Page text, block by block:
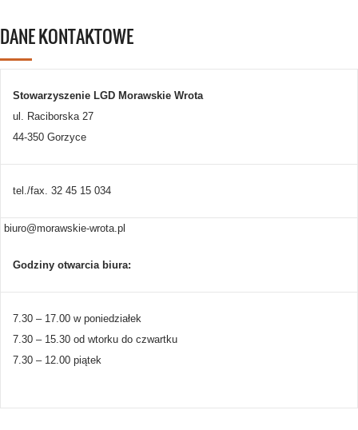
DANE KONTAKTOWE
Stowarzyszenie LGD Morawskie Wrota
ul. Raciborska 27
44-350 Gorzyce
tel./fax. 32 45 15 034
biuro@morawskie-wrota.pl
Godziny otwarcia biura:
7.30 – 17.00 w poniedziałek
7.30 – 15.30 od wtorku do czwartku
7.30 – 12.00 piątek